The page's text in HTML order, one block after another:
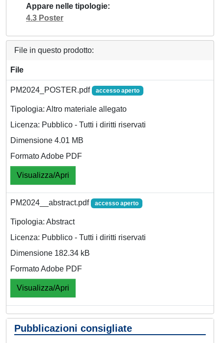
Appare nelle tipologie
4.3 Poster
File in questo prodotto:
File
PM2024_POSTER.pdf accesso aperto
Tipologia: Altro materiale allegato
Licenza: Pubblico - Tutti i diritti riservati
Dimensione 4.01 MB
Formato Adobe PDF
Visualizza/Apri
PM2024__abstract.pdf accesso aperto
Tipologia: Abstract
Licenza: Pubblico - Tutti i diritti riservati
Dimensione 182.34 kB
Formato Adobe PDF
Visualizza/Apri
Pubblicazioni consigliate